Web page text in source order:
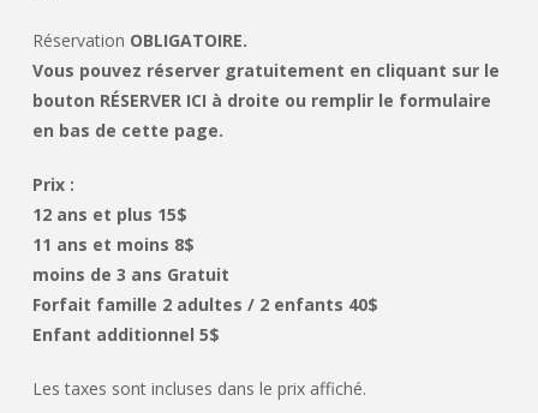
Réservation OBLIGATOIRE.
Vous pouvez réserver gratuitement en cliquant sur le
bouton RÉSERVER ICI à droite ou remplir le formulaire
en bas de cette page.
Prix :
12 ans et plus 15$
11 ans et moins 8$
moins de 3 ans Gratuit
Forfait famille 2 adultes / 2 enfants 40$
Enfant additionnel 5$
Les taxes sont incluses dans le prix affiché.